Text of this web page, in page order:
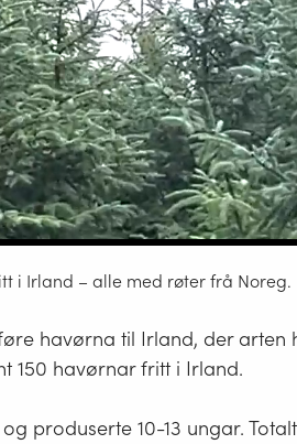
i Irland – alle med røter frå Noreg.
havørna til Irland, der arten
150 havørnar fritt i Irland.
produserte 10-13 ungar.